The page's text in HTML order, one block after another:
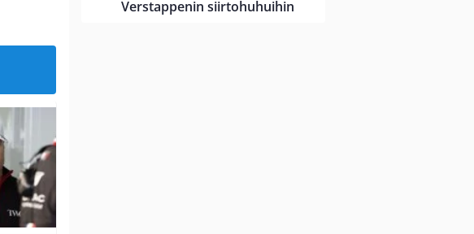
Verstappenin siirtohuhuihin